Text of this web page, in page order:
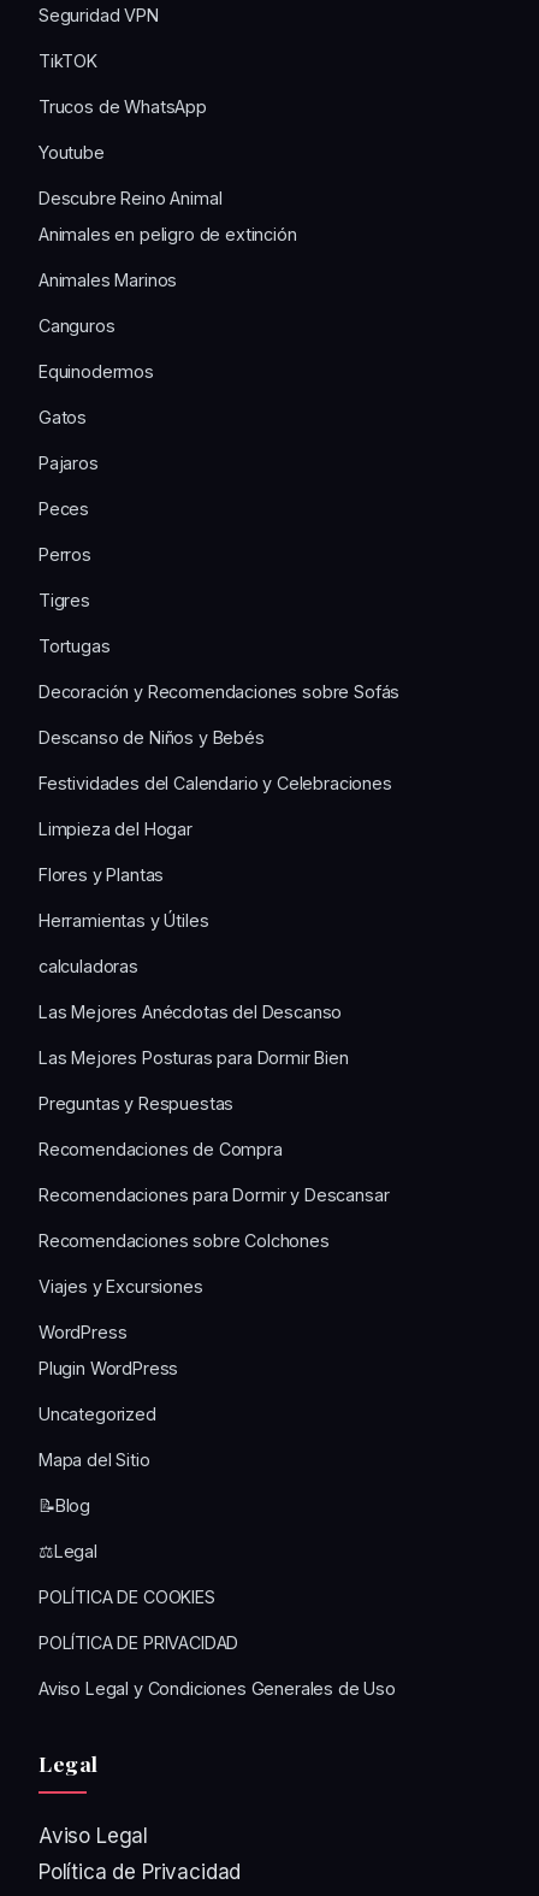
Seguridad VPN
TikTOK
Trucos de WhatsApp
Youtube
Descubre Reino Animal
Animales en peligro de extinción
Animales Marinos
Canguros
Equinodermos
Gatos
Pajaros
Peces
Perros
Tigres
Tortugas
Decoración y Recomendaciones sobre Sofás
Descanso de Niños y Bebés
Festividades del Calendario y Celebraciones
Limpieza del Hogar
Flores y Plantas
Herramientas y Útiles
calculadoras
Las Mejores Anécdotas del Descanso
Las Mejores Posturas para Dormir Bien
Preguntas y Respuestas
Recomendaciones de Compra
Recomendaciones para Dormir y Descansar
Recomendaciones sobre Colchones
Viajes y Excursiones
WordPress
Plugin WordPress
Uncategorized
Mapa del Sitio
📝Blog
⚖️Legal
POLÍTICA DE COOKIES
POLÍTICA DE PRIVACIDAD
Aviso Legal y Condiciones Generales de Uso
Legal
Aviso Legal
Política de Privacidad